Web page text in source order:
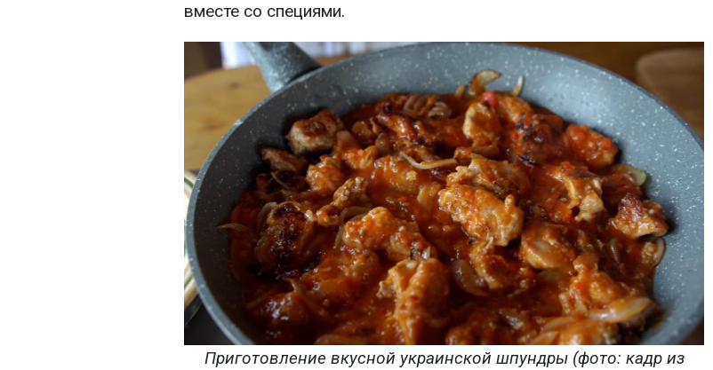
вместе со специями.
Приготовление вкусной украинской шпундры (фото: кадр из